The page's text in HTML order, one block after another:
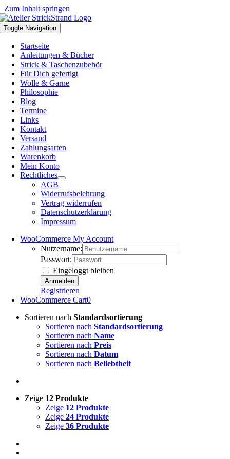
Zum Inhalt springen
Toggle Navigation
Startseite
Anleitungen & Bücher
Strick & Taschenzubehör
Für Dich gefertigt
Wolle & Garne
Philosophie
Blog
Termine
Links
Kontakt
Versand
Zahlungsarten
Warenkorb
Mein Konto
Rechtliches
AGB
Widerrufsbelehrung
Vertrag widerrufen
Datenschutzerklärung
Impressum
WooCommerce My Account
Nutzername:
Passwort:
Eingeloggt bleiben
Registrieren
WooCommerce Cart0
Sortieren nach Standardsortierung
Sortieren nach Standardsortierung
Sortieren nach Name
Sortieren nach Preis
Sortieren nach Datum
Sortieren nach Beliebtheit
Zeige 12 Produkte
Zeige 12 Produkte
Zeige 24 Produkte
Zeige 36 Produkte